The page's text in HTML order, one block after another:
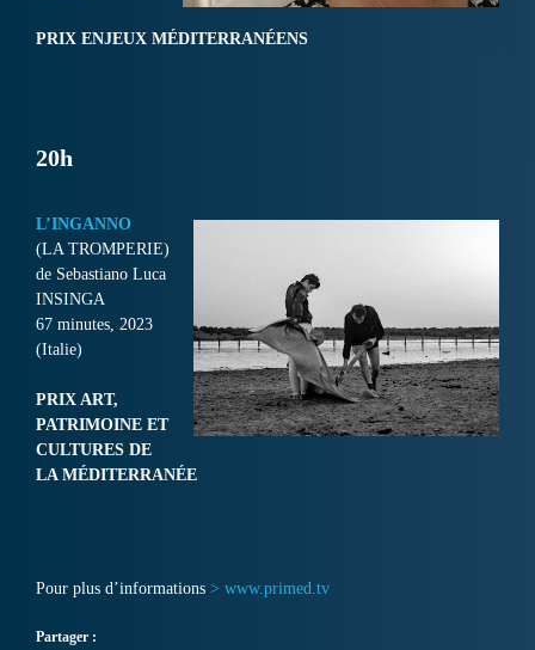
PRIX ENJEUX MÉDITERRANÉENS
20h
L’INGANNO
(LA TROMPERIE)
de Sebastiano Luca
INSINGA
67 minutes, 2023
(Italie)
PRIX ART,
PATRIMOINE ET
CULTURES DE
LA MÉDITERRANÉE
Pour plus d’informations > www.primed.tv
Partager :